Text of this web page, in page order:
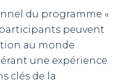
du programme «
participants peuvent
au monde
une expérience
clés de la